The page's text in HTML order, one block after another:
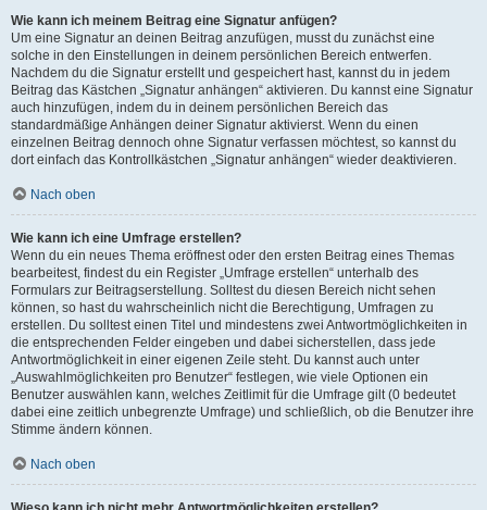
Wie kann ich meinem Beitrag eine Signatur anfügen?
Um eine Signatur an deinen Beitrag anzufügen, musst du zunächst eine
solche in den Einstellungen in deinem persönlichen Bereich entwerfen.
Nachdem du die Signatur erstellt und gespeichert hast, kannst du in jedem
Beitrag das Kästchen „Signatur anhängen“ aktivieren. Du kannst eine Signatur
auch hinzufügen, indem du in deinem persönlichen Bereich das
standardmäßige Anhängen deiner Signatur aktivierst. Wenn du einen
einzelnen Beitrag dennoch ohne Signatur verfassen möchtest, so kannst du
dort einfach das Kontrollkästchen „Signatur anhängen“ wieder deaktivieren.
Nach oben
Wie kann ich eine Umfrage erstellen?
Wenn du ein neues Thema eröffnest oder den ersten Beitrag eines Themas
bearbeitest, findest du ein Register „Umfrage erstellen“ unterhalb des
Formulars zur Beitragserstellung. Solltest du diesen Bereich nicht sehen
können, so hast du wahrscheinlich nicht die Berechtigung, Umfragen zu
erstellen. Du solltest einen Titel und mindestens zwei Antwortmöglichkeiten in
die entsprechenden Felder eingeben und dabei sicherstellen, dass jede
Antwortmöglichkeit in einer eigenen Zeile steht. Du kannst auch unter
„Auswahlmöglichkeiten pro Benutzer“ festlegen, wie viele Optionen ein
Benutzer auswählen kann, welches Zeitlimit für die Umfrage gilt (0 bedeutet
dabei eine zeitlich unbegrenzte Umfrage) und schließlich, ob die Benutzer ihre
Stimme ändern können.
Nach oben